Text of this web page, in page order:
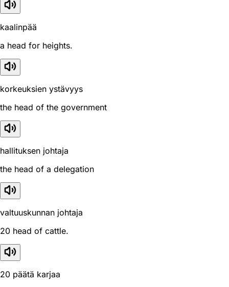
kaalinpää
a head for heights.
korkeuksien ystävyys
the head of the government
hallituksen johtaja
the head of a delegation
valtuuskunnan johtaja
20 head of cattle.
20 päätä karjaa